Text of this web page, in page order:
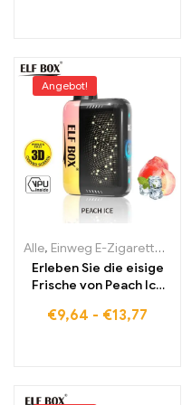
Angebot!
Alle, Einweg E-Zigaretten
Erleben Sie die eisige
Frische von Peach Ice
Pulsmodus
€9,64 - €13,77